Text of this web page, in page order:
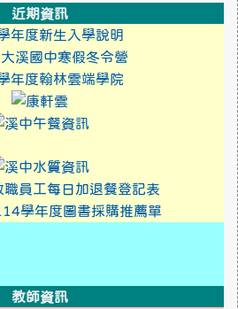
近期資訊
link to https://
link to https://
link to https://
link to https://
link to http://
link to https://
link to https://
link to https://
link to http://
link to https://
link to
link to
link to
link to
link to https://
link to http://
link to https://
link to https://
link to http://
link to https://
link to https://
link to https://
教師資訊